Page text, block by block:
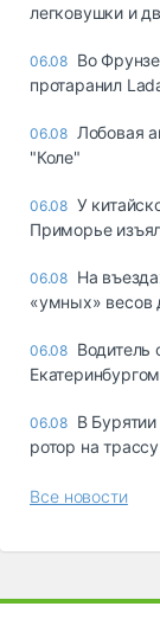
легковушки и
06.08 Во
протаранил
06.08 Лобовая
"Коле"
06.08 У
Приморье
06.08 Ha
«yмныx» вecoв
06.08 Водитель
06.08 В
ротор на
Все новости